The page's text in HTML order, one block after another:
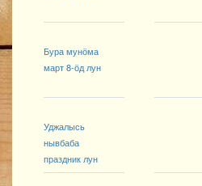
Бура мунӧма
март 8-ӧд лун
Уджалысь
нывбаба
праздник лун